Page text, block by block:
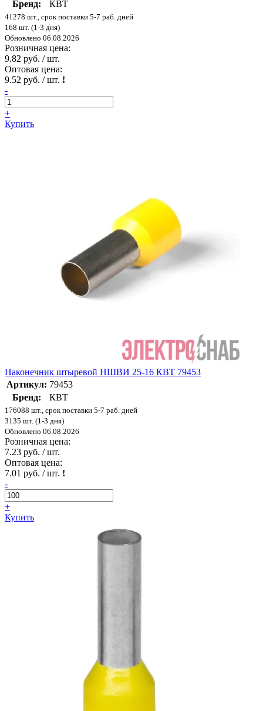
Бренд:
КВТ
41278 шт., срок поставки 5-7 раб. дней
168 шт. (1-3 дня)
Обновлено 06.08.2026
Розничная цена:
9.82 руб. / шт.
Оптовая цена:
9.52 руб. / шт. !
-
+
Купить
Наконечник штыревой НШВИ 25-16 КВТ 79453
Артикул: 79453
Бренд:
КВТ
176088 шт., срок поставки 5-7 раб. дней
3135 шт. (1-3 дня)
Обновлено 06.08.2026
Розничная цена:
7.23 руб. / шт.
Оптовая цена:
7.01 руб. / шт. !
-
+
Купить